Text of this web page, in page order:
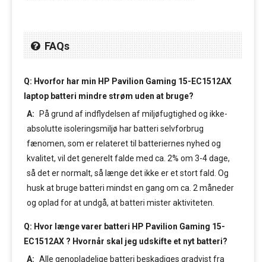
FAQs
Q: Hvorfor har min HP Pavilion Gaming 15-EC1512AX
laptop batteri mindre strøm uden at bruge?
A:
På grund af indflydelsen af miljøfugtighed og ikke-
absolutte isoleringsmiljø har batteri selvforbrug
fænomen, som er relateret til batteriernes nyhed og
kvalitet, vil det generelt falde med ca. 2% om 3-4 dage,
så det er normalt, så længe det ikke er et stort fald. Og
husk at bruge batteri mindst en gang om ca. 2 måneder
og oplad for at undgå, at batteri mister aktiviteten.
Q: Hvor længe varer batteri HP Pavilion Gaming 15-
EC1512AX ? Hvornår skal jeg udskifte et nyt batteri?
A: Alle genopladelige batteri beskadiges gradvist fra